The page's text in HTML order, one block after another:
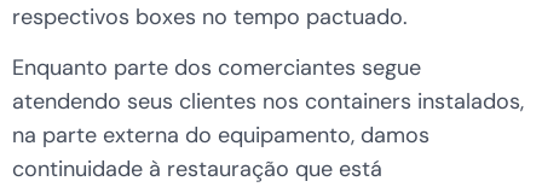
respectivos boxes no tempo pactuado.
Enquanto parte dos comerciantes segue
atendendo seus clientes nos containers instalados,
na parte externa do equipamento, damos
continuidade à restauração que está